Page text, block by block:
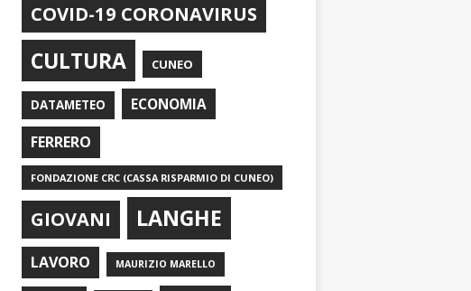
COVID-19 CORONAVIRUS
CULTURA CUNEO
DATAMETEO ECONOMIA
FERRERO
FONDAZIONE CRC (CASSA RISPARMIO DI CUNEO)
GIOVANI LANGHE
LAVORO MAURIZIO MARELLO